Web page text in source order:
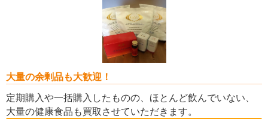
大量の余剰品も大歓迎！
定期購入や一括購入したものの、ほとんど飲んでいない、
大量の健康食品も買取させていただきます。